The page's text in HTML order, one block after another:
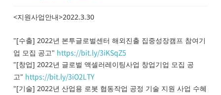
<지원사업안내>2022.3.30
"[수출] 2022년 본투글로벌센터 해외진출 집중성장캠프 참여기
업 모집 공고" https://bit.ly/3iKSqZ5
"[창업] 2022년 글로벌 액셀러레이팅사업 창업기업 모집 공
고" https://bit.ly/3iO2LTY
"[기술] 2022년 산업용 로봇 협동작업 공정 기술 지원 사업 수혜